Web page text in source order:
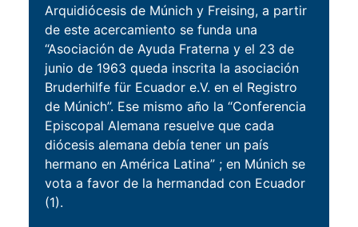
Arquidiócesis de Múnich y Freising, a partir
de este acercamiento se funda una
“Asociación de Ayuda Fraterna y el 23 de
junio de 1963 queda inscrita la asociación
Bruderhilfe für Ecuador e.V. en el Registro
de Múnich”. Ese mismo año la “Conferencia
Episcopal Alemana resuelve que cada
diócesis alemana debía tener un país
hermano en América Latina” ; en Múnich se
vota a favor de la hermandad con Ecuador
(1).